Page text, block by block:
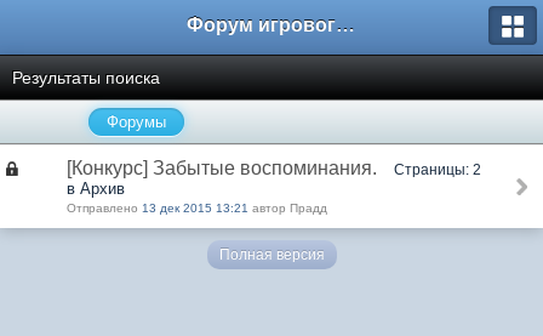
Форум игрового проекта Riverrise
Результаты поиска
Форумы
[Конкурс] Забытые воспоминания. Страницы: 2
в Архив
Отправлено 13 дек 2015 13:21 автор Прадд
Полная версия